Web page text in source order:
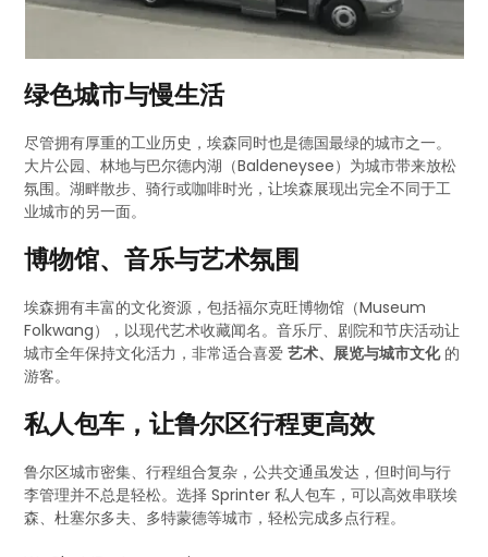
绿色城市与慢生活
尽管拥有厚重的工业历史，埃森同时也是德国最绿的城市之一。
大片公园、林地与巴尔德内湖（Baldeneysee）为城市带来放松
氛围。湖畔散步、骑行或咖啡时光，让埃森展现出完全不同于工
业城市的另一面。
博物馆、音乐与艺术氛围
埃森拥有丰富的文化资源，包括福尔克旺博物馆（Museum
Folkwang），以现代艺术收藏闻名。音乐厅、剧院和节庆活动让
城市全年保持文化活力，非常适合喜爱艺术、展览与城市文化的
游客。
私人包车，让鲁尔区行程更高效
鲁尔区城市密集、行程组合复杂，公共交通虽发达，但时间与行
李管理并不总是轻松。选择 Sprinter 私人包车，可以高效串联埃
森、杜塞尔多夫、多特蒙德等城市，轻松完成多点行程。